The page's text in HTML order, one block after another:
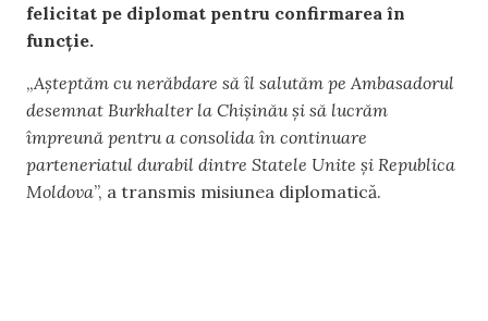
felicitat pe diplomat pentru confirmarea în
funcție.
„Așteptăm cu nerăbdare să îl salutăm pe Ambasadorul
desemnat Burkhalter la Chișinău și să lucrăm
împreună pentru a consolida în continuare
parteneriatul durabil dintre Statele Unite și Republica
Moldova”, a transmis misiunea diplomatică.